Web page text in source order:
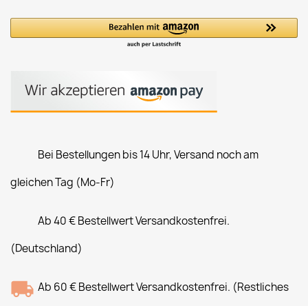
Bei Bestellungen bis 14 Uhr, Versand noch am
gleichen Tag (Mo-Fr)
Ab 40 € Bestellwert Versandkostenfrei.
(Deutschland)
Ab 60 € Bestellwert Versandkostenfrei. (Restliches